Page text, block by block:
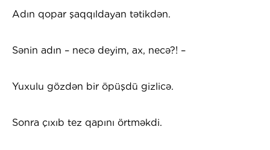
Adın qopar şaqqıldayan tətikdən.
Sənin adın – necə deyim, ax, necə?! –
Yuxulu gözdən bir öpüşdü gizlicə.
Sonra çıxıb tez qapını örtməkdi.